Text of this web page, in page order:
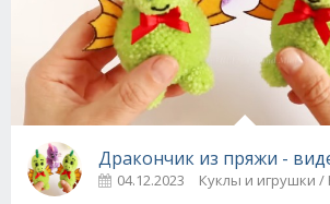
Дракончик из пряжи -
04.12.2023